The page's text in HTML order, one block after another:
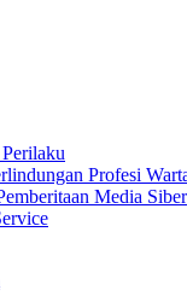
Profesi
Media Siber